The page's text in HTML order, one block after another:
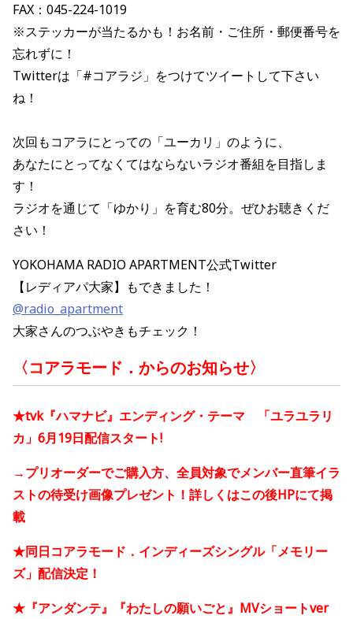
FAX：045-224-1019
※ステッカーが当たるかも！お名前・ご住所・郵便番号を
忘れずに！
Twitterは「#コアラジ」をつけてツイートして下さい
ね！
次回もコアラにとっての「ユーカリ」のように、
あなたにとってなくてはならないラジオ番組を目指しま
す！
ラジオを通じて「ゆかり」を育む80分。ぜひお聴きくだ
さい！
YOKOHAMA RADIO APARTMENT公式Twitter
【レディアパ大家】もできました！
@radio_apartment
大家さんのつぶやきもチェック！
〈コアラモード．からのお知らせ〉
★tvk『ハマナビ』エンディング・テーマ 「ユラユラリ
カ」6月19日配信スタート!
→プリオーダーでご購入方、全員対象でメンバー直筆イラ
ストの待受け画像プレゼント！詳しくはこの後HPにて掲
載
★同日コアラモード．インディーズシングル「メモリー
ズ」配信決定！
★『アンダンテ』『わたしの願いごと』MVショートver